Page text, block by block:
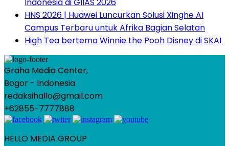
Indonesia di GIIAS 2026
HNS 2026 | Huawei Luncurkan Solusi Xinghe AI
Campus Terbaru untuk Afrika Bagian Selatan
High Tea bertema Winnie the Pooh Disney di SKAI
Graha Media Center,
Bogor - Indonesia
redaksihallo@gmail.com
+62855-7777888
HELLO MEDIA GROUP